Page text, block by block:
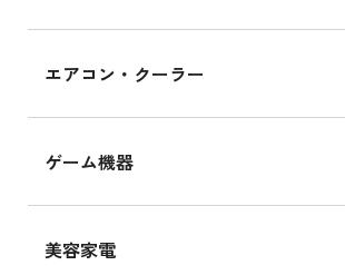
エアコン・クーラー
ゲーム機器
美容家電